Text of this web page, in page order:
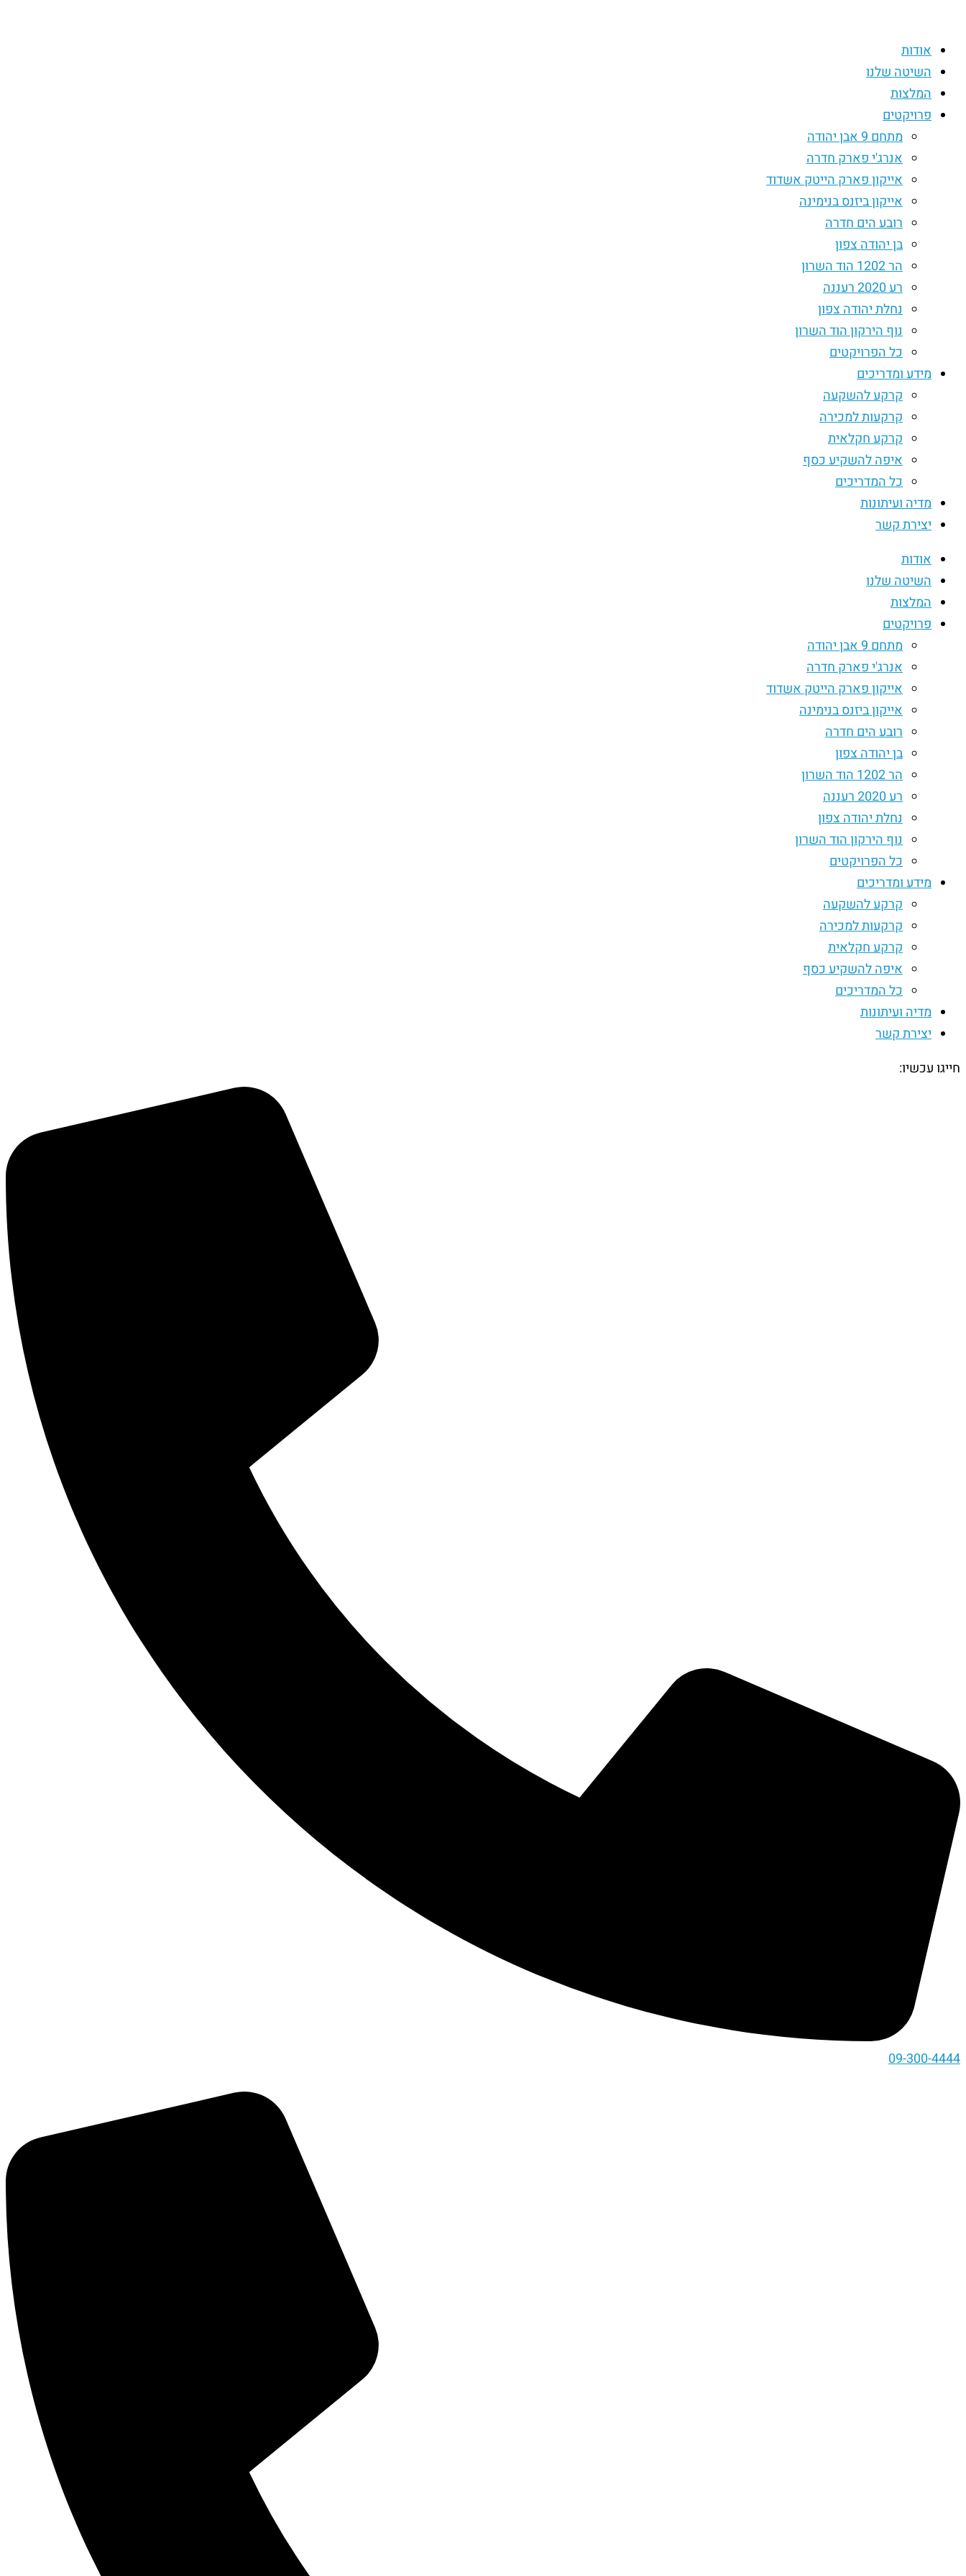
contentאודות
השיטה שלנו
המלצות
פרויקטים
מתחם 9 אבן יהודה
אנרג'י פארק חדרה
אייקון פארק הייטק אשדוד
אייקון ביזנס בנימינה
רובע הים חדרה
בן יהודה צפון
הר 1202 הוד השרון
רע 2020 רעננה
נחלת יהודה צפון
נוף הירקון הוד השרון
כל הפרויקטים
מידע ומדריכים
קרקע להשקעה
קרקעות למכירה
קרקע חקלאית
איפה להשקיע כסף
כל המדריכים
מדיה ועיתונות
יצירת קשר
אודות
השיטה שלנו
המלצות
פרויקטים
מתחם 9 אבן יהודה
אנרג'י פארק חדרה
אייקון פארק הייטק אשדוד
אייקון ביזנס בנימינה
רובע הים חדרה
בן יהודה צפון
הר 1202 הוד השרון
רע 2020 רעננה
נחלת יהודה צפון
נוף הירקון הוד השרון
כל הפרויקטים
מידע ומדריכים
קרקע להשקעה
קרקעות למכירה
קרקע חקלאית
איפה להשקיע כסף
כל המדריכים
מדיה ועיתונות
יצירת קשר
חייגו עכשיו:
09-300-4444